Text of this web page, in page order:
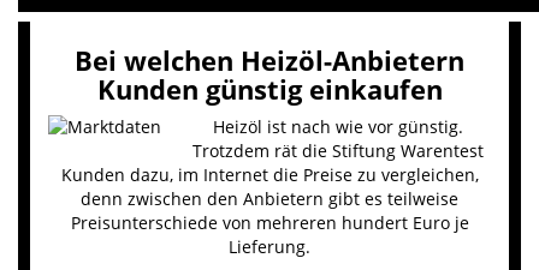
Bei welchen Heizöl-Anbietern
Kunden günstig einkaufen
Heizöl ist nach wie vor günstig.
Trotzdem rät die Stiftung Warentest
Kunden dazu, im Internet die Preise zu vergleichen,
denn zwischen den Anbietern gibt es teilweise
Preisunterschiede von mehreren hundert Euro je
Lieferung.